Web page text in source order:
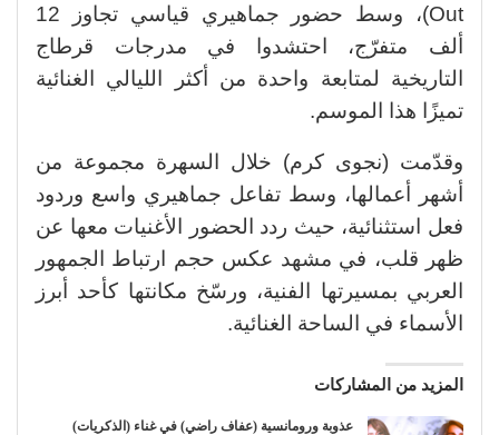
Out)، وسط حضور جماهيري قياسي تجاوز 12
ألف متفرّج، احتشدوا في مدرجات قرطاج
التاريخية لمتابعة واحدة من أكثر الليالي الغنائية
تميزًا هذا الموسم.
وقدّمت (نجوى كرم) خلال السهرة مجموعة من
أشهر أعمالها، وسط تفاعل جماهيري واسع وردود
فعل استثنائية، حيث ردد الحضور الأغنيات معها عن
ظهر قلب، في مشهد عكس حجم ارتباط الجمهور
العربي بمسيرتها الفنية، ورسّخ مكانتها كأحد أبرز
الأسماء في الساحة الغنائية.
المزيد من المشاركات
عذوبة ورومانسية (عفاف راضي) في غناء (الذكريات)